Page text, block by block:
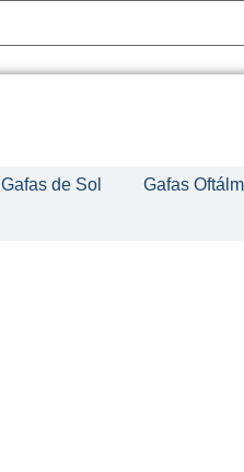
Gafas de Sol Gafas